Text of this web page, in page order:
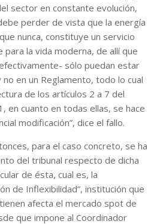
sector en constante evolución,
perder de vista que la energía
nunca, constituye un servicio
para la vida moderna, de allí que
sólo puedan estar
no en un Reglamento, todo lo cual
de los artículos 2 a 7 del
en cuanto en todas ellas, se hace
modificación”, dice el fallo.
para el caso concreto, se ha
del tribunal respecto de dicha
de ésta, cual es, la
de Inflexibilidad”, institución que
afecta el mercado spot de
que impone al Coordinador